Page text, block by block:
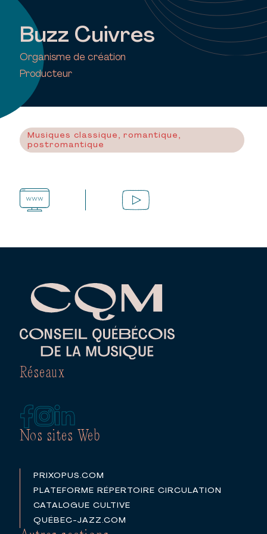
Buzz Cuivres
Organisme de création
Producteur
Musiques classique, romantique,
postromantique
Nos sites Web
PRIXOPUS.COM
PLATEFORME RÉPERTOIRE CIRCULATION
CATALOGUE CULTIVE
QUÉBEC-JAZZ.COM
Réseaux